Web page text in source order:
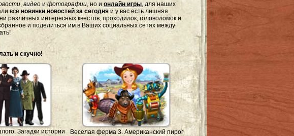
, видео и фотографии, но и онлайн игры, для наших
все новинки новостей за сегодня и у вас есть лишняя
различных интересных квестов, проходилок, головоломок и
и поделиться им в Ваших социальных сетях между
и скучно!
Загадки истории Веселая ферма 3. Американский пирог